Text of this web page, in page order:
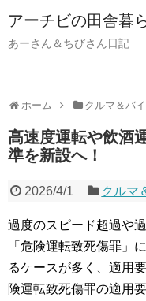
アーチビの田舎暮
あーさん＆ちびさん日記
ホーム クルマ＆バ
高速度運転や飲酒
準を新設へ！
2026/4/1 クルマ
過度のスピード超過や
「危険運転致死傷罪」
るケースが多く、適用
険運転致死傷罪の適用